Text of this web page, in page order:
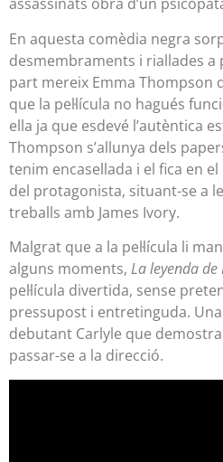
En aquesta comèdia negra
desmembraments i riallades a
part mereix Emma Thompson
que la pel·lícula no hagués
ella ja que esdevé l’autèntica
Thompson s’allunya dels
tenim encasellada i el fica en
del protagonista, situant-se a
treballs amb James Ivory.
Malgrat que a la pel·lícula li
alguns moments, La leyenda
pel·lícula divertida, sense
pressupost i entretinguda. Una
debutant Carlyle que
passar-se a la direcció.